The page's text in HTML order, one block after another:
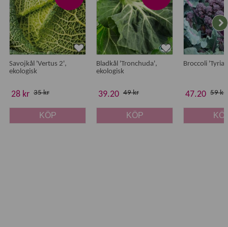
Savojkål 'Vertus 2',
ekologisk
28 kr 35 kr
KÖP
Bladkål 'Tronchuda',
ekologisk
39.20 49 kr
KÖP
Broccoli
47.20 59 kr